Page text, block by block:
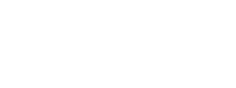
3モード対応、便利ボタン付き、充電式無線マウス（